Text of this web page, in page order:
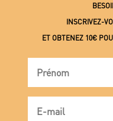
INSCRIVEZ-
ET OBTENEZ 10€